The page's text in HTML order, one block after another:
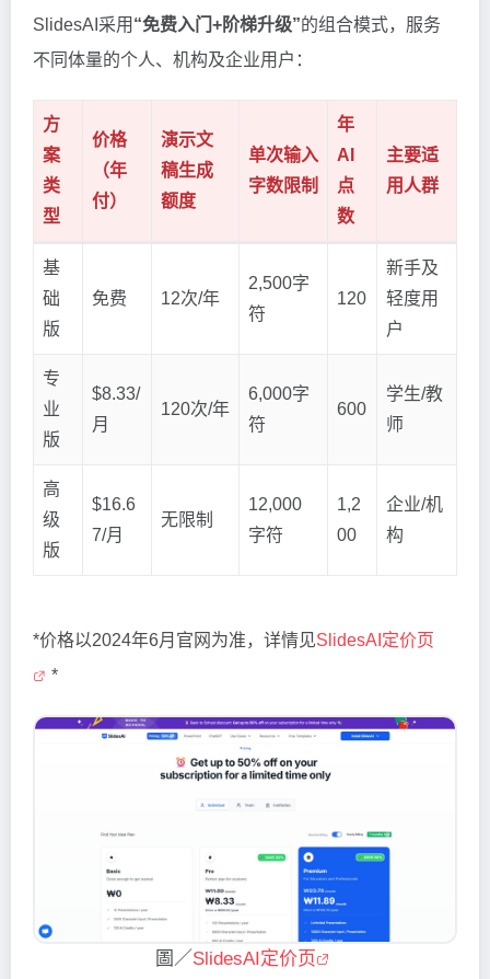
SlidesAI采用 “免费入门+阶梯升级”的组合模式，服务
不同体量的个人、机构及企业用户：
方
案
类
型
价格
（年
付）
演示文
稿生成
额度
单次输入
字数限制
年
AI
点
数
主要适
用人群
基
础
版
免费 12次/年
2,500字
符
120
新手及
轻度用
户
专
业
版
$8.33/
月
120次/年
6,000字
符
600
学生/教
师
高
级
版
$16.6
7/月
无限制
12,000
字符
1,2
00
企业/机
构
*价格以2024年6月官网为准，详情见SlidesAI定价页
*
圖／SlidesAI定价页